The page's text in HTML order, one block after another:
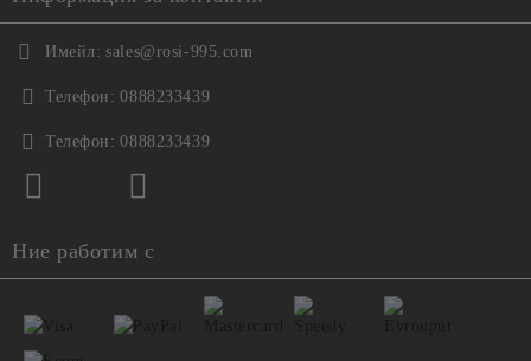
Имейл: sales@rosi-995.com
Телефон: 0888233439
Телефон: 0888233439
Ние работим с